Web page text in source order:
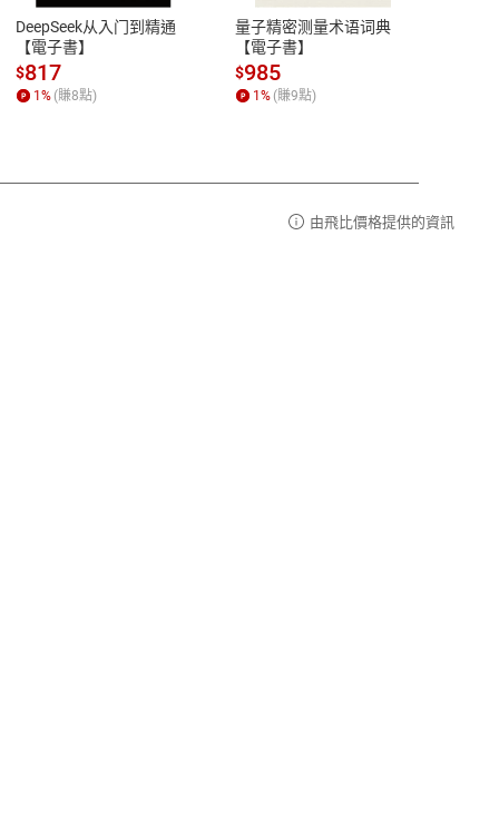
性
參
13:00-17:00 (國定假日及例假日休息)
客服電話：0080-1857077
DeepSeek从入门到精通
【電子書】
$817
1% (賺8點)
量子精密测量术语词典
【電子書】
$985
1% (賺9點)
由飛比價格提供的資訊